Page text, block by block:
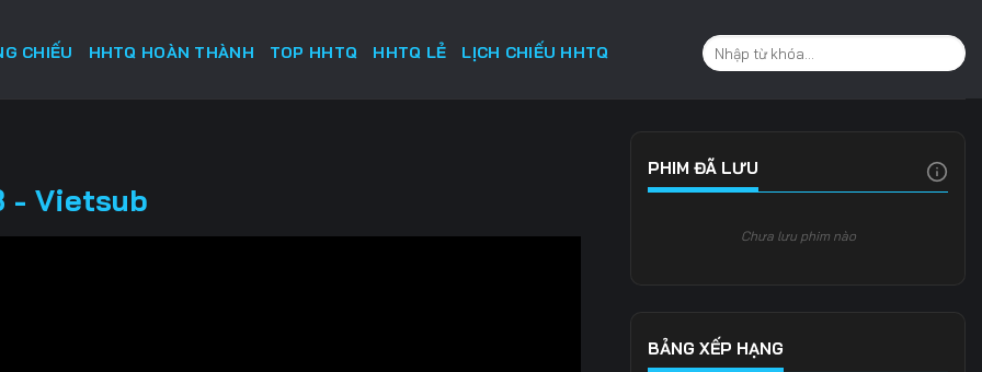
CHIẾU HHTQ HOÀN THÀNH TOP HHTQ HHTQ LẺ LỊCH CHIẾU HHTQ
- Vietsub
PHIM ĐÃ LƯU
Chưa lưu phim nào
BẢNG XẾP HẠNG